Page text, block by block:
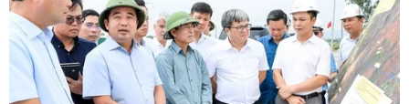
TIN LIÊN QUAN